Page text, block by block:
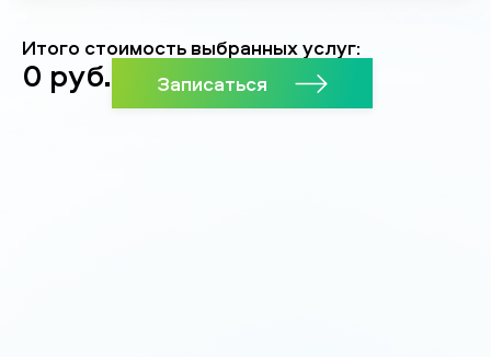
Итого стоимость выбранных услуг:
0 руб. Записаться